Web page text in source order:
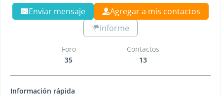
Enviar mensaje
Agregar a mis contactos
Informe
Foro
35
Contactos
13
Información rápida